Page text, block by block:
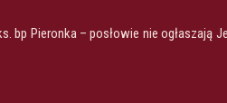
bp Pieronka – posłowie nie ogłaszają